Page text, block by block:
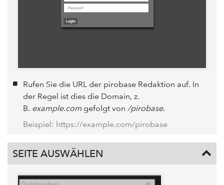
Rufen Sie die URL der pirobase Redaktion auf. In
der Regel ist dies die Domain, z.
B. example.com gefolgt von /pirobase.
Beispiel: https://example.com/pirobase
SEITE AUSWÄHLEN